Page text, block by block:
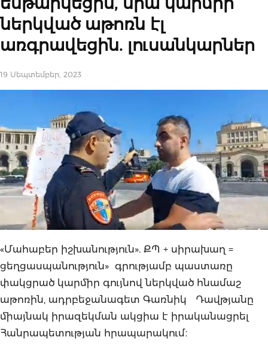
ներկված աթոռն էլ
առգրավեցին. լուսանկարներ
19 Սեպտեմբեր, 2023
«Մահաբեր իշխանություն». ՔՊ + սիրախաղ =
ցեղցասպանություն» գրությամբ պաստառը
փակցրած կարմիր գույնով ներկված հնամաշ
աթոռին, ադրբեջանագետ Գառնիկ Դավթյանը
միայնակ իրազեկման ակցիա է իրականացրել
Հանրապետության հրապարակում։